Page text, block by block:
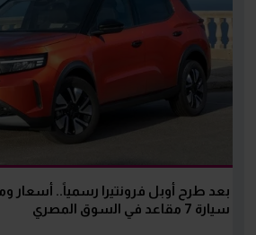
بعد طرح أوبل فرونتيرا رسمياً.. أسعار
سيارة 7 مقاعد في السوق المصري